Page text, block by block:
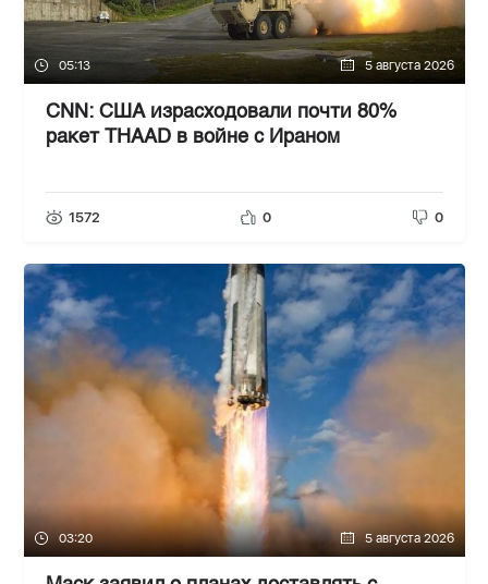
05:13 5 августа 2026
CNN: США израсходовали почти 80%
ракет THAAD в войне с Ираном
1572 0 0
03:20 5 августа 2026